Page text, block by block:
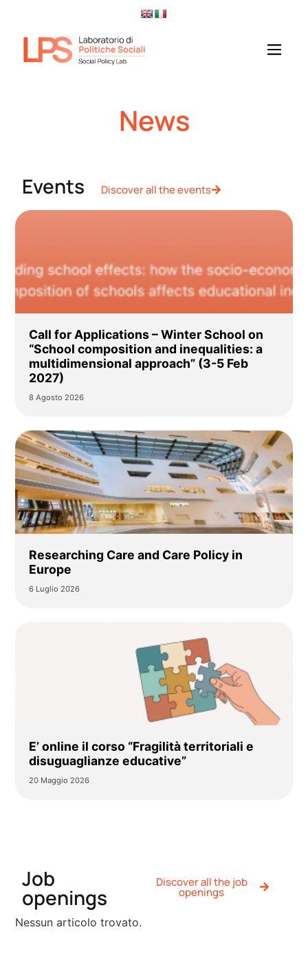
News
Events Discover all the events
Call for Applications – Winter School on
“School composition and inequalities: a
multidimensional approach” (3-5 Feb
2027)
8 Agosto 2026
Researching Care and Care Policy in
Europe
6 Luglio 2026
E’ online il corso “Fragilità territoriali e
disuguaglianze educative”
20 Maggio 2026
Job
openings
Discover all the job
openings
Nessun articolo trovato.